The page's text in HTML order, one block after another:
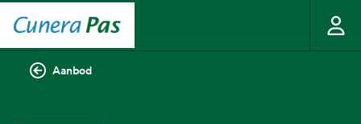
Aanbod